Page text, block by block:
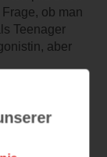
ob man
Teenager
aber
Liebe und
die
welche